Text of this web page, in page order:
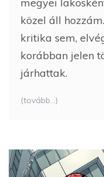
közel áll
kritika sem,
korábban jelen
járhattak.
(tovább…)